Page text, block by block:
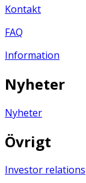
Kontakt
FAQ
Information
Nyheter
Nyheter
Övrigt
Investor relations